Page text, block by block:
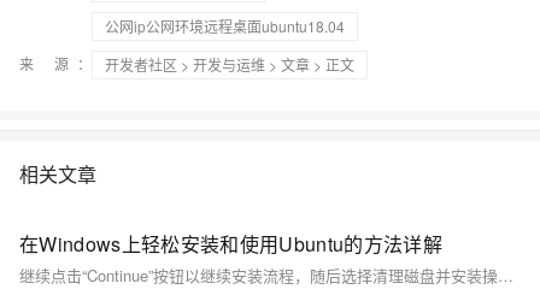
公网ip公网环境远程桌面ubuntu18.04
来 源：
开发者社区 > 开发与运维 > 文章 > 正文
相关文章
在Windows上轻松安装和使用Ubuntu的方法详解
继续点击“Continue”按钮以继续安装流程，随后选择清理磁盘并安装操作系统的选项。 接下来，在安装过程中，你需要选择时区。为了与你的地理位置相匹配，请选择中国上海作为你的时区设置。 在安装过程中，你还需要设置计算机的名称以及账号密码。请务必牢记这些信息，因为它们将作为你登录系统的凭证。